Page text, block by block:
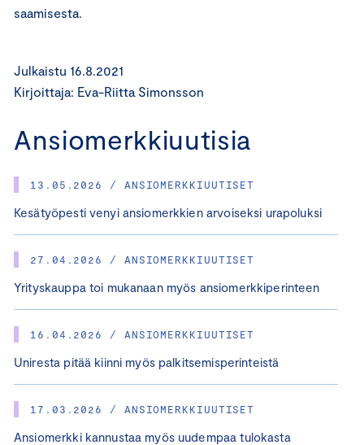
Julkaistu 16.8.2021
Kirjoittaja: Eva-Riitta Simonsson
Ansiomerkkiuutisia
13.05.2026 / ANSIOMERKKIUUTISET
Kesätyöpesti venyi ansiomerkkien arvoiseksi urapoluksi
27.04.2026 / ANSIOMERKKIUUTISET
Yrityskauppa toi mukanaan myös ansiomerkkiperinteen
16.04.2026 / ANSIOMERKKIUUTISET
Uniresta pitää kiinni myös palkitsemisperinteistä
17.03.2026 / ANSIOMERKKIUUTISET
Ansiomerkki kannustaa myös uudempaa tulokasta
saamisesta.